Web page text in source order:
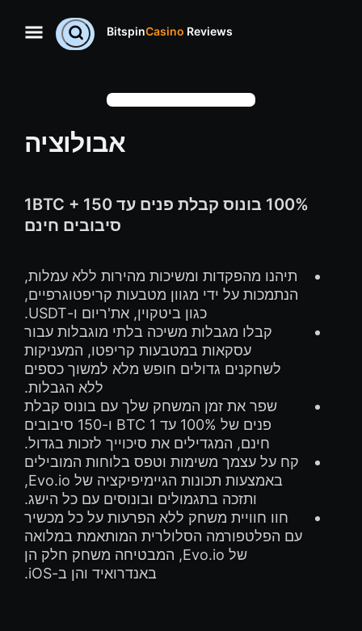
BitspinCasino Reviews
אבולוציה
100% בונוס קבלת פנים עד 1BTC + 150
סיבובים חינם
תיהנו מהפקדות ומשיכות מהירות ללא עמלות,
הנתמכות על ידי מגוון מטבעות קריפטוגרפיים,
כגון ביטקוין, את'ריום ו-USDT.
קבלו מגבלות משיכה בלתי מוגבלות עבור
עסקאות במטבעות קריפטו, המעניקות
לשחקנים גדולים חופש מלא למשוך כספים
ללא הגבלות.
שפר את זמן המשחק שלך עם בונוס קבלת
פנים של 100% עד 1 BTC ו-150 סיבובים
חינם, המגדילים את סיכוייך לזכות בגדול.
קח על עצמך משימות וטפס בלוחות המובילים
באמצעות תכונות הגיימיפיקציה של Evo.io,
ותזכה בתגמולים ובונוסים עם כל הישג.
חוו חוויית משחק ללא הפרעות על כל מכשיר
עם הפלטפורמה הסלולרית המותאמת במלואה
של Evo.io, המבטיחה משחק חלק הן
באנדרואיד והן ב-iOS.